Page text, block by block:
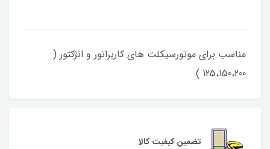
مناسب برای موتورسیکلت های کاربراتور و انژکتور (
125،150،200 )
تضمین کیفیت کالا